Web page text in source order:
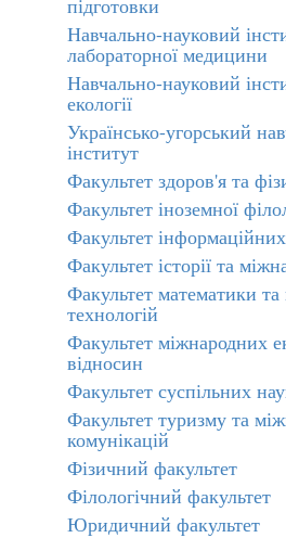
Навчально-науковий
лабораторної медицини
Навчально-науковий
екології
Українсько-угорський
інститут
Факультет здоров'я та
Факультет іноземної
Факультет
Факультет історії та
Факультет математики
технологій
Факультет міжнародних
відносин
Факультет суспільних
Факультет туризму та
комунікацій
Фізичний факультет
Філологічний факультет
Юридичний факультет